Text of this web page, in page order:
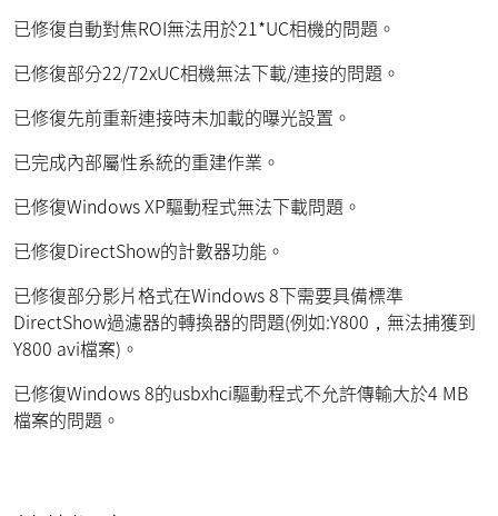
已修復自動對焦ROI無法用於21*UC相機的問題。
已修復部分22/72xUC相機無法下載/連接的問題。
已修復先前重新連接時未加載的曝光設置。
已完成內部屬性系統的重建作業。
已修復Windows XP驅動程式無法下載問題。
已修復DirectShow的計數器功能。
已修復部分影片格式在Windows 8下需要具備標準
DirectShow過濾器的轉換器的問題(例如:Y800，無法捕獲到
Y800 avi檔案)。
已修復Windows 8的usbxhci驅動程式不允許傳輸大於4 MB
檔案的問題。